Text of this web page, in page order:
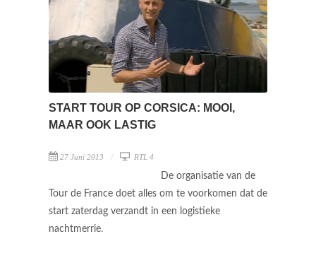
START TOUR OP CORSICA: MOOI,
MAAR OOK LASTIG
27 Juni 2013 RTL 4
De organisatie van de
Tour de France doet alles om te voorkomen dat de
start zaterdag verzandt in een logistieke
nachtmerrie.